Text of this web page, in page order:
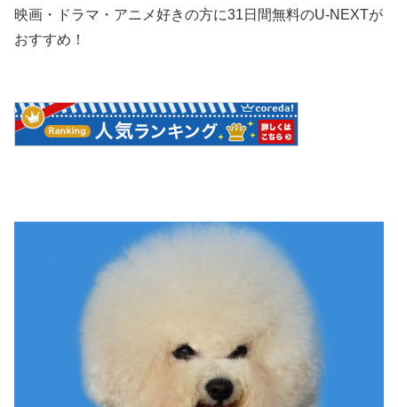
映画・ドラマ・アニメ好きの方に31日間無料のU-NEXTが
おすすめ！